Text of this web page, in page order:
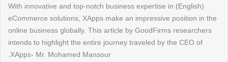
(English) With innovative and top-notch business expertise in
eCommerce solutions, XApps make an impressive position in the
online business globally. This article by GoodFirms researchers
intends to highlight the entire journey traveled by the CEO of
XApps- Mr. Mohamed Mansour.